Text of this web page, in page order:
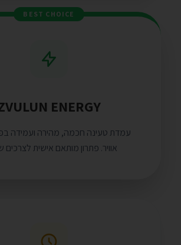
BEST CHOICE
ENERGY
עמדת טעינה חכמה, מהירה ועמידה
אוויר. פתרון מותאם אישית